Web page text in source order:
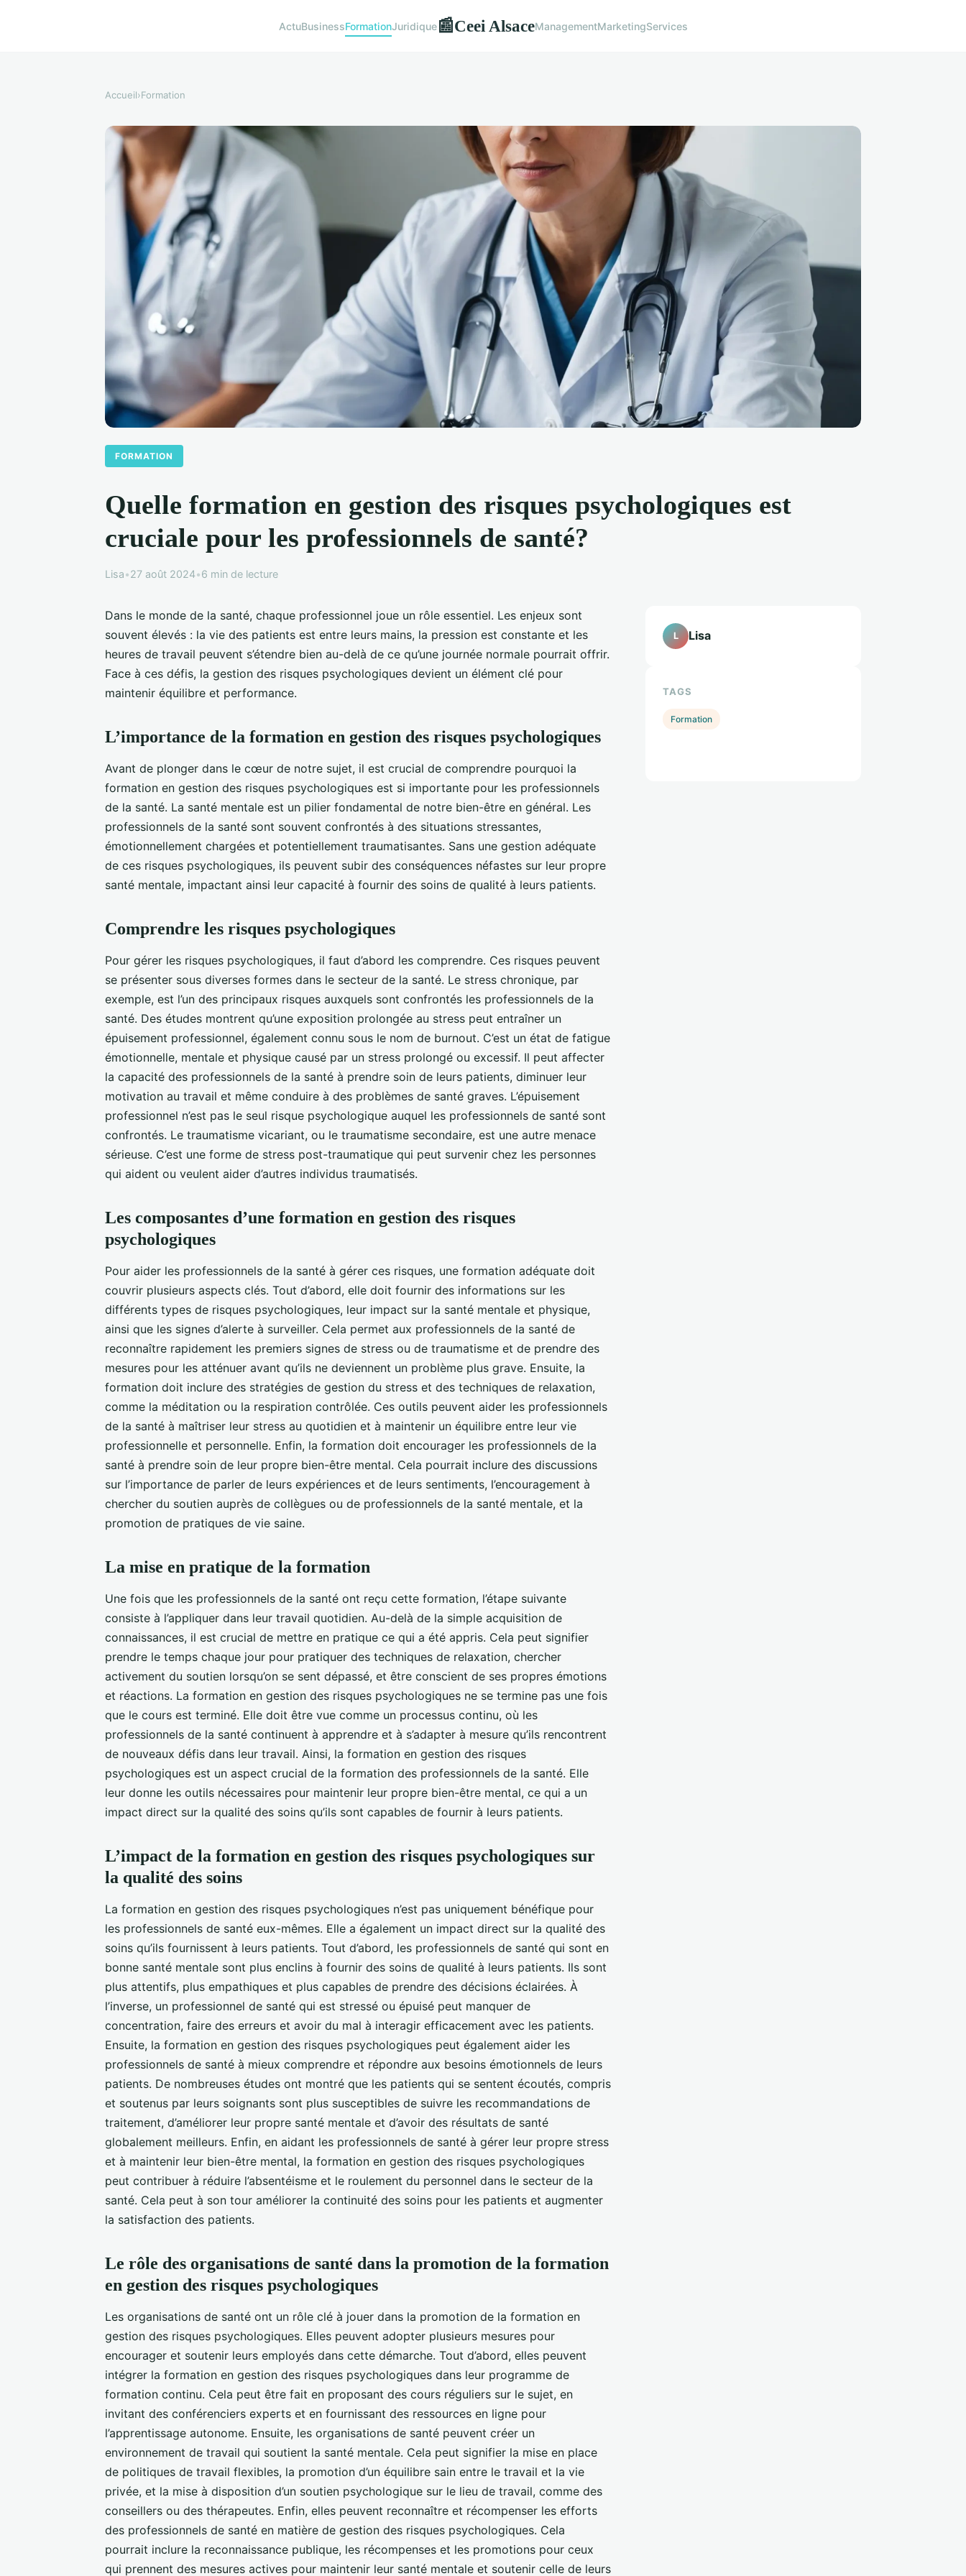
ActuBusinessFormationJuridique📰Ceei AlsaceManagementMarketingServices
Accueil›Formation
FORMATION
Quelle formation en gestion des risques psychologiques est
cruciale pour les professionnels de santé?
Lisa•27 août 2024•6 min de lecture
Dans le monde de la santé, chaque professionnel joue un rôle essentiel. Les enjeux sont
souvent élevés : la vie des patients est entre leurs mains, la pression est constante et les
heures de travail peuvent s’étendre bien au-delà de ce qu’une journée normale pourrait offrir.
Face à ces défis, la gestion des risques psychologiques devient un élément clé pour
maintenir équilibre et performance.
L’importance de la formation en gestion des risques psychologiques
Avant de plonger dans le cœur de notre sujet, il est crucial de comprendre pourquoi la
formation en gestion des risques psychologiques est si importante pour les professionnels
de la santé. La santé mentale est un pilier fondamental de notre bien-être en général. Les
professionnels de la santé sont souvent confrontés à des situations stressantes,
émotionnellement chargées et potentiellement traumatisantes. Sans une gestion adéquate
de ces risques psychologiques, ils peuvent subir des conséquences néfastes sur leur propre
santé mentale, impactant ainsi leur capacité à fournir des soins de qualité à leurs patients.
Comprendre les risques psychologiques
Pour gérer les risques psychologiques, il faut d’abord les comprendre. Ces risques peuvent
se présenter sous diverses formes dans le secteur de la santé. Le stress chronique, par
exemple, est l’un des principaux risques auxquels sont confrontés les professionnels de la
santé. Des études montrent qu’une exposition prolongée au stress peut entraîner un
épuisement professionnel, également connu sous le nom de burnout. C’est un état de fatigue
émotionnelle, mentale et physique causé par un stress prolongé ou excessif. Il peut affecter
la capacité des professionnels de la santé à prendre soin de leurs patients, diminuer leur
motivation au travail et même conduire à des problèmes de santé graves. L’épuisement
professionnel n’est pas le seul risque psychologique auquel les professionnels de santé sont
confrontés. Le traumatisme vicariant, ou le traumatisme secondaire, est une autre menace
sérieuse. C’est une forme de stress post-traumatique qui peut survenir chez les personnes
qui aident ou veulent aider d’autres individus traumatisés.
Les composantes d’une formation en gestion des risques
psychologiques
Pour aider les professionnels de la santé à gérer ces risques, une formation adéquate doit
couvrir plusieurs aspects clés. Tout d’abord, elle doit fournir des informations sur les
différents types de risques psychologiques, leur impact sur la santé mentale et physique,
ainsi que les signes d’alerte à surveiller. Cela permet aux professionnels de la santé de
reconnaître rapidement les premiers signes de stress ou de traumatisme et de prendre des
mesures pour les atténuer avant qu’ils ne deviennent un problème plus grave. Ensuite, la
formation doit inclure des stratégies de gestion du stress et des techniques de relaxation,
comme la méditation ou la respiration contrôlée. Ces outils peuvent aider les professionnels
de la santé à maîtriser leur stress au quotidien et à maintenir un équilibre entre leur vie
professionnelle et personnelle. Enfin, la formation doit encourager les professionnels de la
santé à prendre soin de leur propre bien-être mental. Cela pourrait inclure des discussions
sur l’importance de parler de leurs expériences et de leurs sentiments, l’encouragement à
chercher du soutien auprès de collègues ou de professionnels de la santé mentale, et la
promotion de pratiques de vie saine.
La mise en pratique de la formation
Une fois que les professionnels de la santé ont reçu cette formation, l’étape suivante
consiste à l’appliquer dans leur travail quotidien. Au-delà de la simple acquisition de
connaissances, il est crucial de mettre en pratique ce qui a été appris. Cela peut signifier
prendre le temps chaque jour pour pratiquer des techniques de relaxation, chercher
activement du soutien lorsqu’on se sent dépassé, et être conscient de ses propres émotions
et réactions. La formation en gestion des risques psychologiques ne se termine pas une fois
que le cours est terminé. Elle doit être vue comme un processus continu, où les
professionnels de la santé continuent à apprendre et à s’adapter à mesure qu’ils rencontrent
de nouveaux défis dans leur travail. Ainsi, la formation en gestion des risques
psychologiques est un aspect crucial de la formation des professionnels de la santé. Elle
leur donne les outils nécessaires pour maintenir leur propre bien-être mental, ce qui a un
impact direct sur la qualité des soins qu’ils sont capables de fournir à leurs patients.
L’impact de la formation en gestion des risques psychologiques sur
la qualité des soins
La formation en gestion des risques psychologiques n’est pas uniquement bénéfique pour
les professionnels de santé eux-mêmes. Elle a également un impact direct sur la qualité des
soins qu’ils fournissent à leurs patients. Tout d’abord, les professionnels de santé qui sont en
bonne santé mentale sont plus enclins à fournir des soins de qualité à leurs patients. Ils sont
plus attentifs, plus empathiques et plus capables de prendre des décisions éclairées. À
l’inverse, un professionnel de santé qui est stressé ou épuisé peut manquer de
concentration, faire des erreurs et avoir du mal à interagir efficacement avec les patients.
Ensuite, la formation en gestion des risques psychologiques peut également aider les
professionnels de santé à mieux comprendre et répondre aux besoins émotionnels de leurs
patients. De nombreuses études ont montré que les patients qui se sentent écoutés, compris
et soutenus par leurs soignants sont plus susceptibles de suivre les recommandations de
traitement, d’améliorer leur propre santé mentale et d’avoir des résultats de santé
globalement meilleurs. Enfin, en aidant les professionnels de santé à gérer leur propre stress
et à maintenir leur bien-être mental, la formation en gestion des risques psychologiques
peut contribuer à réduire l’absentéisme et le roulement du personnel dans le secteur de la
santé. Cela peut à son tour améliorer la continuité des soins pour les patients et augmenter
la satisfaction des patients.
Le rôle des organisations de santé dans la promotion de la formation
en gestion des risques psychologiques
Les organisations de santé ont un rôle clé à jouer dans la promotion de la formation en
gestion des risques psychologiques. Elles peuvent adopter plusieurs mesures pour
encourager et soutenir leurs employés dans cette démarche. Tout d’abord, elles peuvent
intégrer la formation en gestion des risques psychologiques dans leur programme de
formation continu. Cela peut être fait en proposant des cours réguliers sur le sujet, en
invitant des conférenciers experts et en fournissant des ressources en ligne pour
l’apprentissage autonome. Ensuite, les organisations de santé peuvent créer un
environnement de travail qui soutient la santé mentale. Cela peut signifier la mise en place
de politiques de travail flexibles, la promotion d’un équilibre sain entre le travail et la vie
privée, et la mise à disposition d’un soutien psychologique sur le lieu de travail, comme des
conseillers ou des thérapeutes. Enfin, elles peuvent reconnaître et récompenser les efforts
des professionnels de santé en matière de gestion des risques psychologiques. Cela
pourrait inclure la reconnaissance publique, les récompenses et les promotions pour ceux
qui prennent des mesures actives pour maintenir leur santé mentale et soutenir celle de leurs
L Lisa
TAGS
Formation